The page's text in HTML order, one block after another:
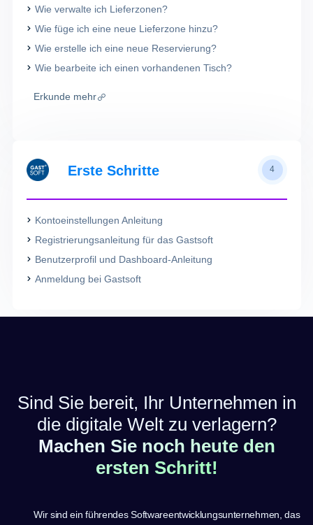
Wie verwalte ich Lieferzonen?
Wie füge ich eine neue Lieferzone hinzu?
Wie erstelle ich eine neue Reservierung?
Wie bearbeite ich einen vorhandenen Tisch?
Erkunde mehr
Erste Schritte 4
Kontoeinstellungen Anleitung
Registrierungsanleitung für das Gastsoft
Benutzerprofil und Dashboard-Anleitung
Anmeldung bei Gastsoft
Sind Sie bereit, Ihr Unternehmen in
die digitale Welt zu verlagern?
Machen Sie noch heute den
ersten Schritt!
Wir sind ein führendes Softwareentwicklungsunternehmen, das